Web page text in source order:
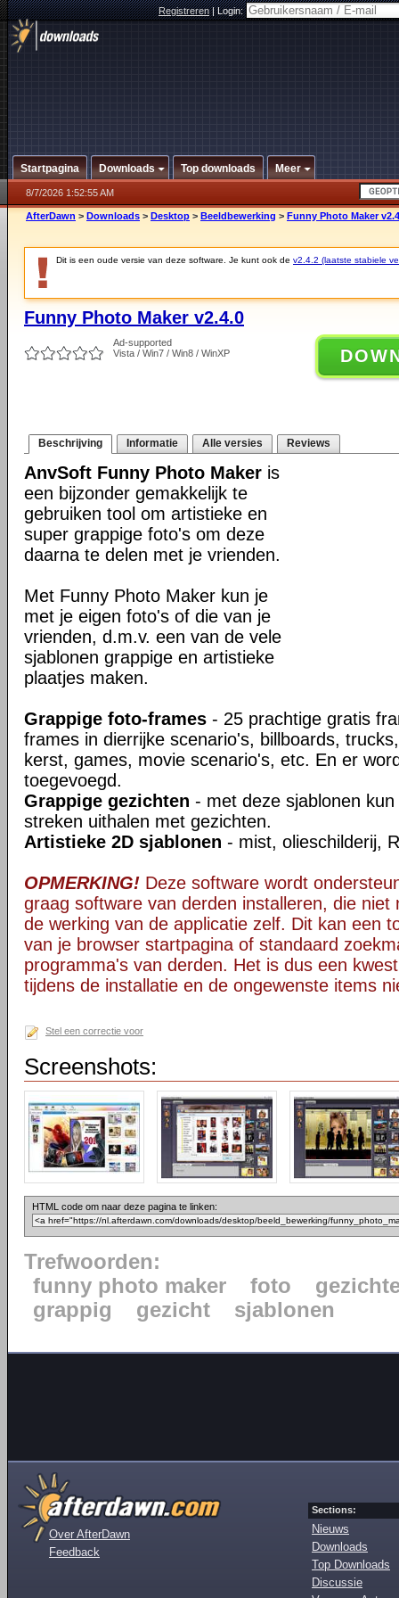
Registreren|Login:
Startpagina Downloads Top downloads Meer
8/7/2026 1:52:55 AM
AfterDawn > Downloads > Desktop > Beeldbewerking > Funny Photo Maker
Dit is een oude versie van deze software. Je kunt ook de v2.4.2 (laatste stabiele
Funny Photo Maker v2.4.0
Ad-supported
Vista / Win7 / Win8 / WinXP
Beschrijving Informatie Alle versies Reviews
AnvSoft Funny Photo Maker is
een bijzonder gemakkelijk te
gebruiken tool om artistieke en
super grappige foto's om deze
daarna te delen met je vrienden.
Met Funny Photo Maker kun je
met je eigen foto's of die van je
vrienden, d.m.v. een van de vele
sjablonen grappige en artistieke
plaatjes maken.
Grappige foto-frames - 25 prachtige gratis
frames in dierrijke scenario's, billboards,
kerst, games, movie scenario's, etc. En er
toegevoegd.
Grappige gezichten - met deze sjablonen
streken uithalen met gezichten.
Artistieke 2D sjablonen - mist, olieschilderij,
OPMERKING! Deze software wordt
graag software van derden installeren, die niet
de werking van de applicatie zelf. Dit kan een
van je browser startpagina of standaard
programma's van derden. Het is dus een
tijdens de installatie en de ongewenste items
Stel een correctie voor
Screenshots:
HTML code om naar deze pagina te linken:
Trefwoorden:
funny photo maker
foto
grappig
gezicht sjablonen
Over AfterDawn
Feedback
Sections:
Nieuws
Downloads
Top Downloads
Discussie